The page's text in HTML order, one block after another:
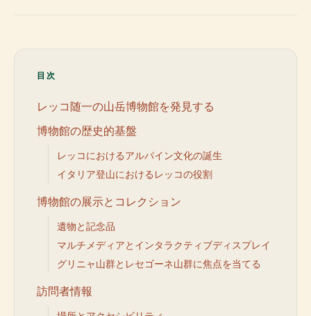
目次
レッコ随一の山岳博物館を発見する
博物館の歴史的基盤
レッコにおけるアルパイン文化の誕生
イタリア登山におけるレッコの役割
博物館の展示とコレクション
遺物と記念品
マルチメディアとインタラクティブディスプレイ
グリニャ山群とレセゴーネ山群に焦点を当てる
訪問者情報